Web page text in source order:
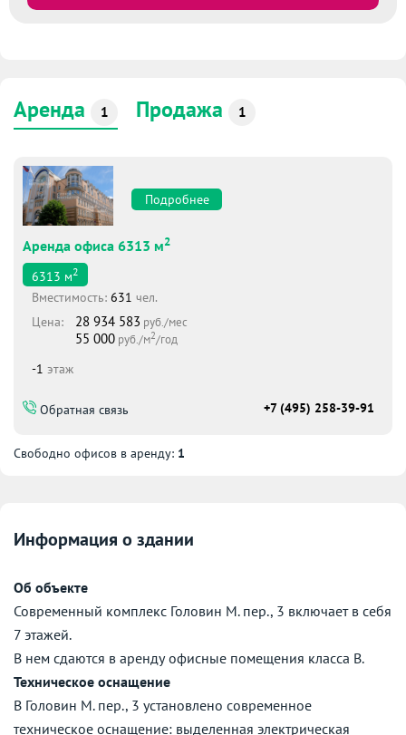
Аренда 1 Продажа 1
Подробнее
Аренда офиса 6313 м2
6313 м2
Вместимоcть: 631 чел.
Цена:
28 934 583 руб./мес
55 000 руб./м2/год
-1 этаж
Обратная связь +7 (495) 258-39-91
Свободно офисов в аренду: 1
Информация о здании
Об объекте
Современный комплекс Головин М. пер., 3 включает в себя
7 этажей.
В нем сдаются в аренду офисные помещения класса B.
Техническое оснащение
В Головин М. пер., 3 установлено современное
техническое оснащение: выделенная электрическая